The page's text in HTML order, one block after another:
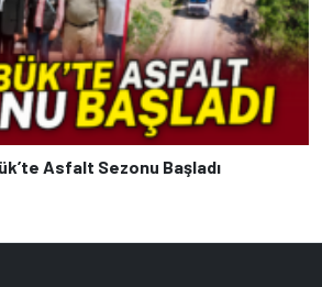
Asfalt Sezonu Başladı